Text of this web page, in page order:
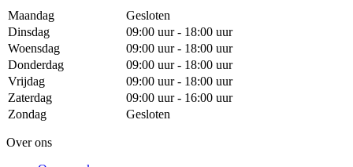
Maandag
Gesloten
Dinsdag
09:00 uur - 18:00 uur
Woensdag
09:00 uur - 18:00 uur
Donderdag
09:00 uur - 18:00 uur
Vrijdag
09:00 uur - 18:00 uur
Zaterdag
09:00 uur - 16:00 uur
Zondag
Gesloten
Over ons